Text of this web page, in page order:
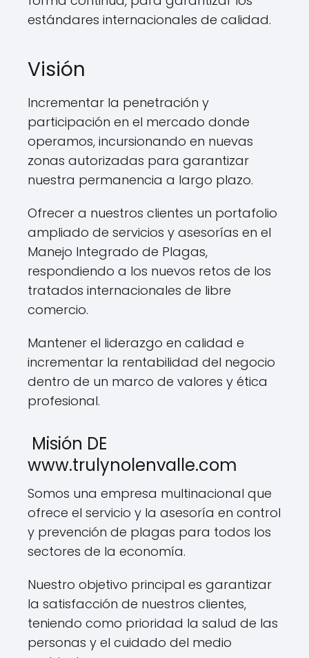
estándares internacionales de calidad.
Visión
Incrementar la penetración y
participación en el mercado donde
operamos, incursionando en nuevas
zonas autorizadas para garantizar
nuestra permanencia a largo plazo.
Ofrecer a nuestros clientes un portafolio
ampliado de servicios y asesorías en el
Manejo Integrado de Plagas,
respondiendo a los nuevos retos de los
tratados internacionales de libre
comercio.
Mantener el liderazgo en calidad e
incrementar la rentabilidad del negocio
dentro de un marco de valores y ética
profesional.
Misión DE
www.trulynolenvalle.com
Somos una empresa multinacional que
ofrece el servicio y la asesoría en control
y prevención de plagas para todos los
sectores de la economía.
Nuestro objetivo principal es garantizar
la satisfacción de nuestros clientes,
teniendo como prioridad la salud de las
personas y el cuidado del medio